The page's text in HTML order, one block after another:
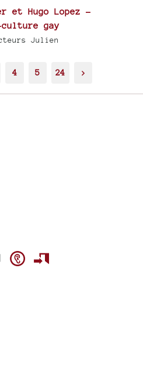
et Hugo Lopez -
gay
Julien
4 5 24 >